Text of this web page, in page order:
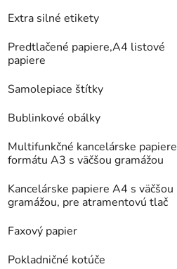
Extra silné etikety
Predtlačené papiere,A4 listové
papiere
Samolepiace štítky
Bublinkové obálky
Multifunkčné kancelárske papiere
formátu A3 s väčšou gramážou
Kancelárske papiere A4 s väčšou
gramážou, pre atramentovú tlač
Faxový papier
Pokladničné kotúče